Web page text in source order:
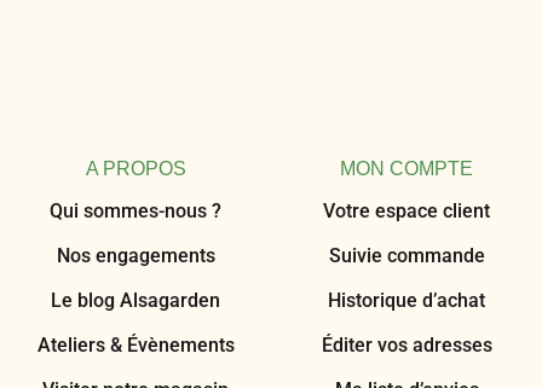
Ateliers & Évènements
Visiter notre magasin
Devenir Client PRO
Contactez-nous !
Éditer vos adresses
Ma liste d’envies
Panier en cours
Déconnexion !